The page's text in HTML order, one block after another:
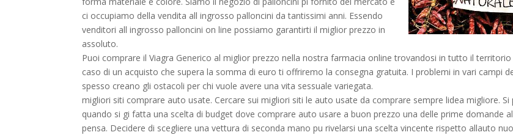
ci occupiamo della vendita all ingrosso palloncini da tantissimi anni. Essendo
venditori all ingrosso palloncini on line possiamo garantirti il miglior prezzo in
assoluto.
Puoi comprare il Viagra Generico al miglior prezzo nella nostra farmacia online trovandosi in tutto il territorio
caso di un acquisto che supera la somma di euro ti offriremo la consegna gratuita. I problemi in vari campi
spesso creano gli ostacoli per chi vuole avere una vita sessuale variegata.
migliori siti comprare auto usate. Cercare sui migliori siti le auto usate da comprare sempre lidea migliore. Si
quando si gi fatta una scelta di budget dove comprare auto usare a buon prezzo una delle prime domande
pensa. Decidere di scegliere una vettura di seconda mano pu rivelarsi una scelta vincente rispetto allauto